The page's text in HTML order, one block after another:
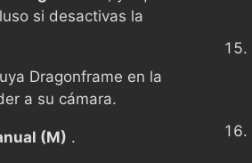
si desactivas la
Dragonframe en la
a su cámara.
(M) .